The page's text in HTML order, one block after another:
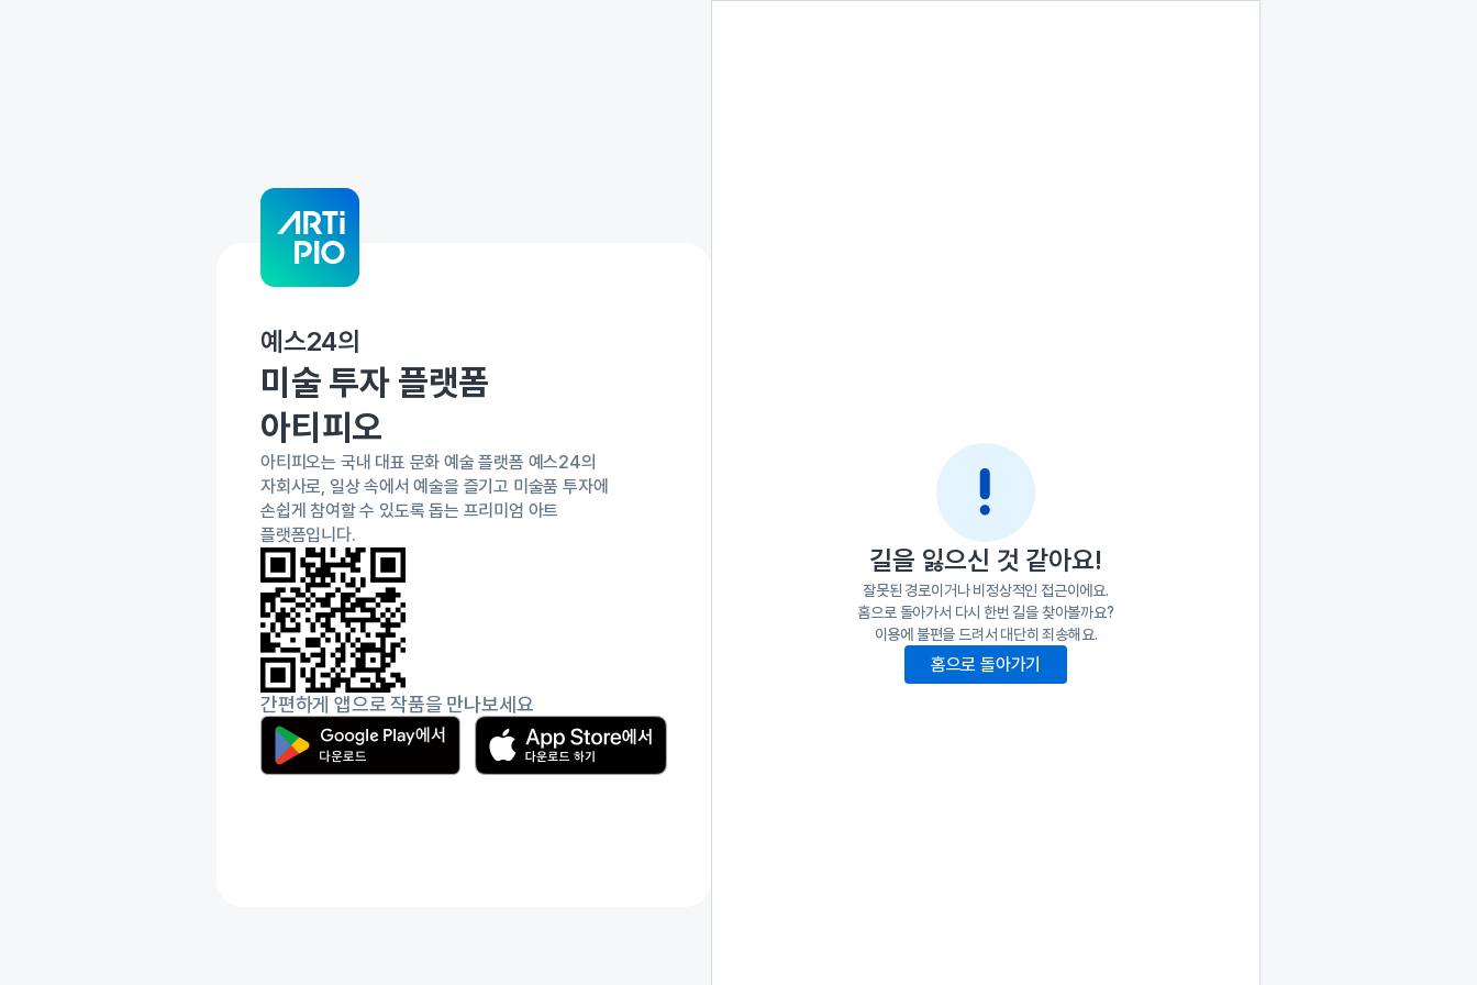
예스24의
미술 투자 플랫폼
아티피오
아티피오는 국내 대표 문화 예술 플랫폼 예스24의
자회사로, 일상 속에서 예술을 즐기고 미술품 투자에
손쉽게 참여할 수 있도록 돕는 프리미엄 아트
플랫폼입니다.
간편하게 앱으로 작품을 만나보세요
길을 잃으신 것 같아요!
잘못된 경로이거나 비정상적인 접근이에요.
홈으로 돌아가서 다시 한번 길을 찾아볼까요?
이용에 불편을 드려서 대단히 죄송해요.
홈으로 돌아가기